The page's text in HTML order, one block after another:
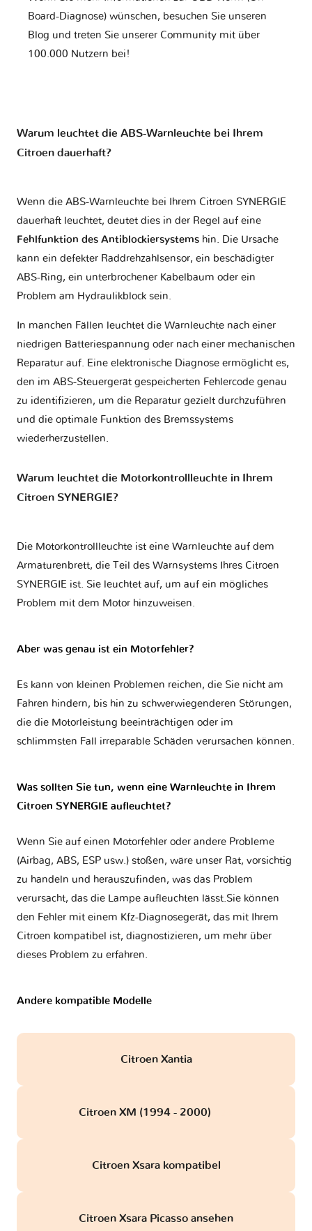
Board-Diagnose) wünschen, besuchen Sie unseren
Blog und treten Sie unserer Community mit über
100.000 Nutzern bei!
Warum leuchtet die ABS-Warnleuchte bei Ihrem
Citroen dauerhaft?
Wenn die ABS-Warnleuchte bei Ihrem Citroen SYNERGIE
dauerhaft leuchtet, deutet dies in der Regel auf eine
Fehlfunktion des Antiblockiersystems hin. Die Ursache
kann ein defekter Raddrehzahlsensor, ein beschädigter
ABS-Ring, ein unterbrochener Kabelbaum oder ein
Problem am Hydraulikblock sein.
In manchen Fällen leuchtet die Warnleuchte nach einer
niedrigen Batteriespannung oder nach einer mechanischen
Reparatur auf. Eine elektronische Diagnose ermöglicht es,
den im ABS-Steuergerät gespeicherten Fehlercode genau
zu identifizieren, um die Reparatur gezielt durchzuführen
und die optimale Funktion des Bremssystems
wiederherzustellen.
Warum leuchtet die Motorkontrollleuchte in Ihrem
Citroen SYNERGIE?
Die Motorkontrollleuchte ist eine Warnleuchte auf dem
Armaturenbrett, die Teil des Warnsystems Ihres Citroen
SYNERGIE ist. Sie leuchtet auf, um auf ein mögliches
Problem mit dem Motor hinzuweisen.
Aber was genau ist ein Motorfehler?
Es kann von kleinen Problemen reichen, die Sie nicht am
Fahren hindern, bis hin zu schwerwiegenderen Störungen,
die die Motorleistung beeinträchtigen oder im
schlimmsten Fall irreparable Schäden verursachen können.
Was sollten Sie tun, wenn eine Warnleuchte in Ihrem
Citroen SYNERGIE aufleuchtet?
Wenn Sie auf einen Motorfehler oder andere Probleme
(Airbag, ABS, ESP usw.) stoßen, wäre unser Rat, vorsichtig
zu handeln und herauszufinden, was das Problem
verursacht, das die Lampe aufleuchten lässt.Sie können
den Fehler mit einem Kfz-Diagnosegerät, das mit Ihrem
Citroen kompatibel ist, diagnostizieren, um mehr über
dieses Problem zu erfahren.
Andere kompatible Modelle
Citroen Xantia
Citroen XM (1994 - 2000)
Citroen Xsara kompatibel
Citroen Xsara Picasso ansehen